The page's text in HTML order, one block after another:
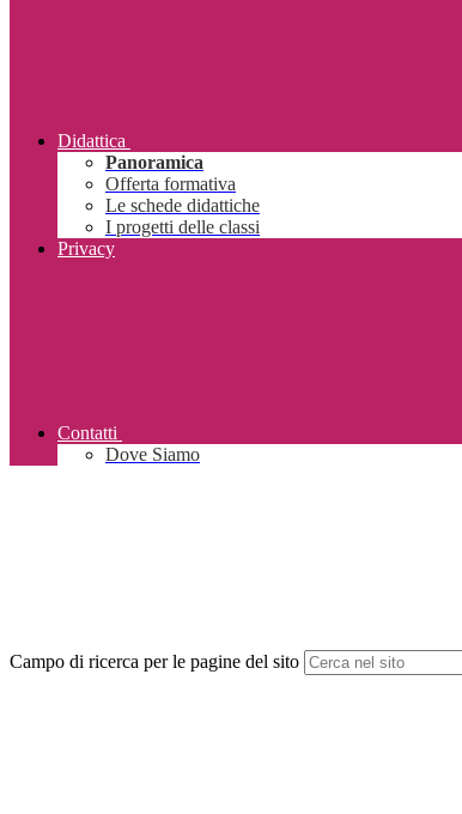
Didattica
Panoramica
Offerta formativa
Le schede didattiche
I progetti delle classi
Privacy
Contatti
Dove Siamo
Campo di ricerca per le pagine del sito